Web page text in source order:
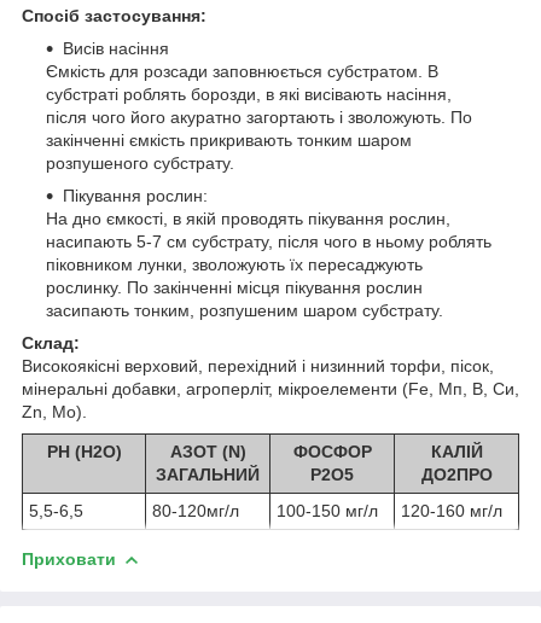
Спосіб застосування:
Висів насіння
Ємкість для розсади заповнюється субстратом. В
субстраті роблять борозди, в які висівають насіння,
після чого його акуратно загортають і зволожують. По
закінченні ємкість прикривають тонким шаром
розпушеного субстрату.
Пікування рослин:
На дно ємкості, в якій проводять пікування рослин,
насипають 5-7 см субстрату, після чого в ньому роблять
піковником лунки, зволожують їх пересаджують
рослинку. По закінченні місця пікування рослин
засипають тонким, розпушеним шаром субстрату.
Склад:
Високоякісні верховий, перехідний і низинний торфи, пісок,
мінеральні добавки, агроперліт, мікроелементи (Fe, Мп, В, Си,
Zn, Мо).
РН (Н2О)
АЗОТ (N)
ЗАГАЛЬНИЙ
ФОСФОР
Р2О5
КАЛІЙ
ДО2ПРО
5,5-6,5
80-120мг/л 100-150 мг/л 120-160 мг/л
Приховати